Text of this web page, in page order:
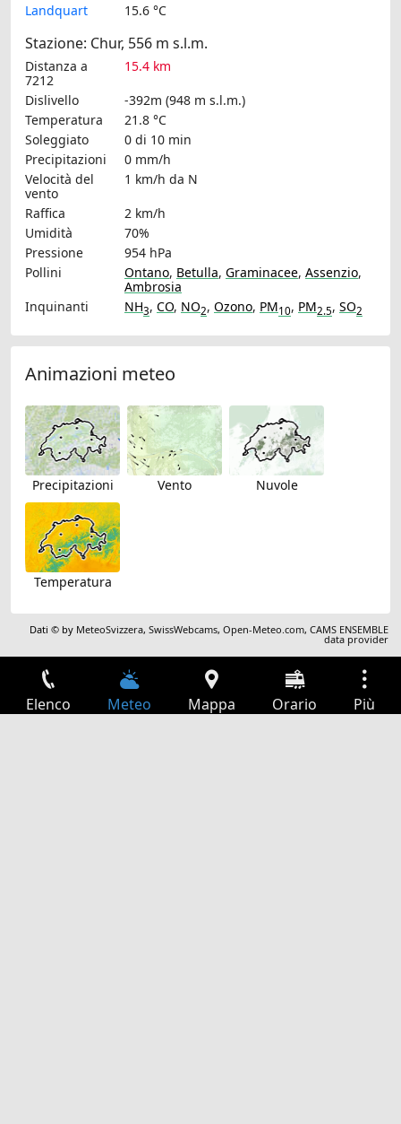
Landquart 15.6 °C
Stazione: Chur, 556 m s.l.m.
Distanza a
7212
15.4 km
Dislivello
-392m (948 m s.l.m.)
Temperatura
21.8 °C
Soleggiato
0 di 10 min
Precipitazioni
0 mm/h
Velocità del
vento
1 km/h da N
Raffica
2 km/h
Umidità
70%
Pressione
954 hPa
Pollini
Ontano, Betulla, Graminacee, Assenzio,
Ambrosia
Inquinanti
NH3, CO, NO2, Ozono, PM10, PM2.5, SO2
Animazioni meteo
Precipitazioni Vento Nuvole
Temperatura
Dati © by MeteoSvizzera,SwissWebcams,Open-Meteo.com,CAMS ENSEMBLE
data provider
Elenco Meteo Mappa Orario Più